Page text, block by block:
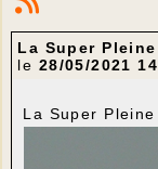
La Super
le 28/05/2021
La Super